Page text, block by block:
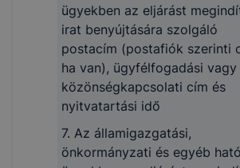
fellebbezés elbírálására
jogosult szervek, ennek
hiányában a
közfeladatot ellátó
szerv felett
törvényességi
ellenőrzést vagy
felügyeletet gyakorló
E-
ügyekben az eljárást
irat benyújtására szolgáló
postacím (postafiók szerinti
ha van), ügyfélfogadási vagy
közönségkapcsolati cím és
nyitvatartási idő
7. Az államigazgatási,
önkormányzati és egyéb